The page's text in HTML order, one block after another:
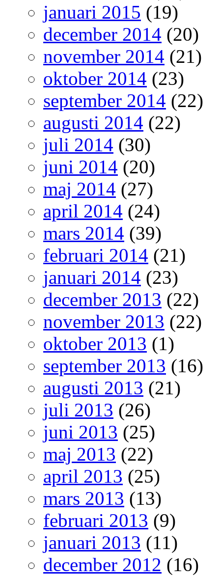
januari 2015 (19)
december 2014 (20)
november 2014 (21)
oktober 2014 (23)
september 2014 (22)
augusti 2014 (22)
juli 2014 (30)
juni 2014 (20)
maj 2014 (27)
april 2014 (24)
mars 2014 (39)
februari 2014 (21)
januari 2014 (23)
december 2013 (22)
november 2013 (22)
oktober 2013 (1)
september 2013 (16)
augusti 2013 (21)
juli 2013 (26)
juni 2013 (25)
maj 2013 (22)
april 2013 (25)
mars 2013 (13)
februari 2013 (9)
januari 2013 (11)
december 2012 (16)